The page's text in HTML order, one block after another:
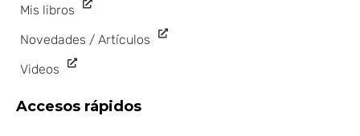
Mis libros
Novedades / Artículos
Videos
Accesos rápidos